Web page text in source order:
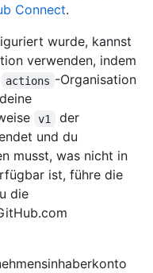
Connect.
wurde, kannst
verwenden, indem
actions -Organisation
v1 der
und du
musst, was nicht in
ist, führe die
die